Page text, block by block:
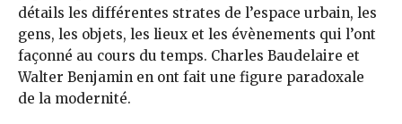
détails les différentes strates de l’espace urbain, les
gens, les objets, les lieux et les évènements qui l’ont
façonné au cours du temps. Charles Baudelaire et
Walter Benjamin en ont fait une figure paradoxale
de la modernité.